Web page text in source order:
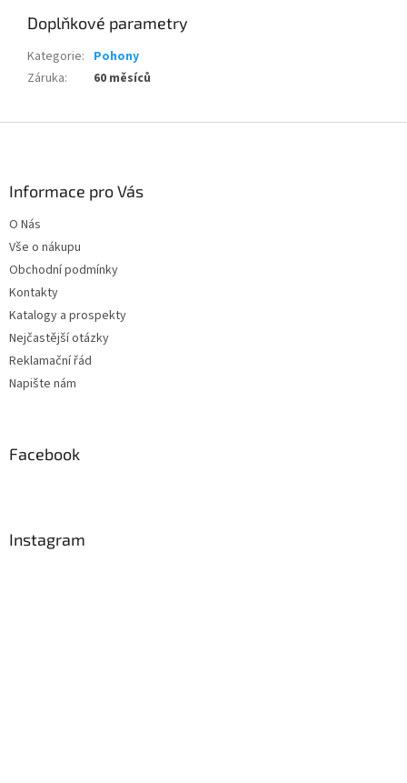
Doplňkové parametry
Kategorie: Pohony
Záruka: 60 měsíců
Informace pro Vás
O Nás
Vše o nákupu
Obchodní podmínky
Kontakty
Katalogy a prospekty
Nejčastější otázky
Reklamační řád
Napište nám
Facebook
Instagram